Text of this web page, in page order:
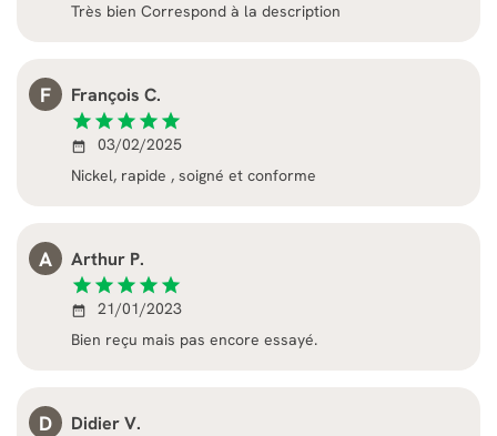
Très bien Correspond à la description
F François C.
star star star star star
date_range
03/02/2025
Nickel, rapide , soigné et conforme
A Arthur P.
star star star star star
date_range
21/01/2023
Bien reçu mais pas encore essayé.
D Didier V.